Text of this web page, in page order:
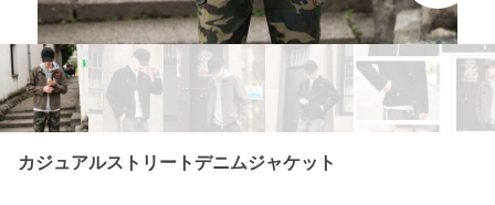
カジュアルストリートデニムジャケット